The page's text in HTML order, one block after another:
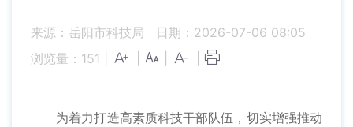
来源：岳阳市科技局
日期：2026-07-06 08:05
浏览量： 151
为着力打造高素质科技干部队伍，切实增强推动